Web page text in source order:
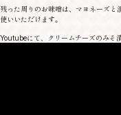
残った周りのお味噌は、マヨネーズ
使いいただけます。
Youtubeにて、クリームチーズのみそ